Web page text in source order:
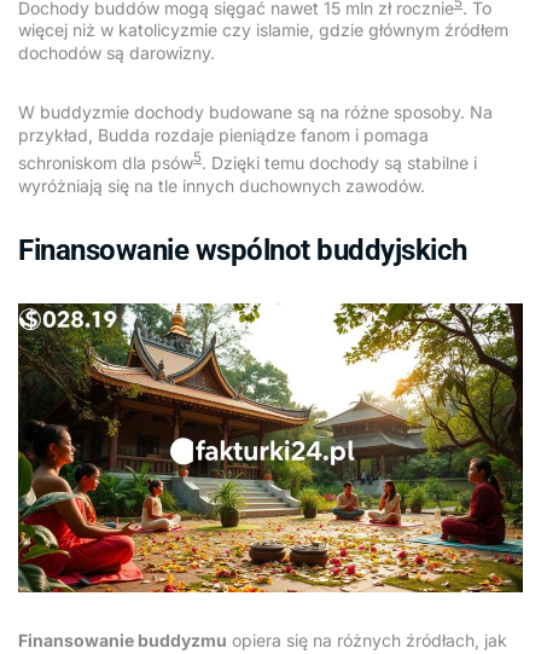
Dochody buddów mogą sięgać nawet 15 mln zł rocznie . To
więcej niż w katolicyzmie czy islamie, gdzie głównym źródłem
dochodów są darowizny.
W buddyzmie dochody budowane są na różne sposoby. Na
przykład, Budda rozdaje pieniądze fanom i pomaga
schroniskom dla psów5. Dzięki temu dochody są stabilne i
wyróżniają się na tle innych duchownych zawodów.
Finansowanie wspólnot buddyjskich
Finansowanie buddyzmu opiera się na różnych źródłach, jak